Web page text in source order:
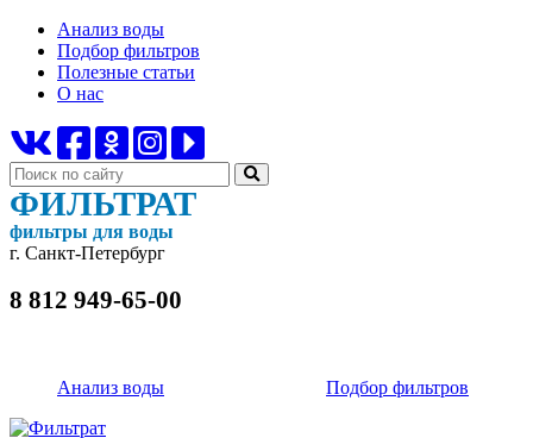
Анализ воды
Подбор фильтров
Полезные статьи
О нас
ФИЛЬТРАТ
фильтры для воды
г. Санкт-Петербург
8 812 949-65-00
Анализ воды Подбор фильтров